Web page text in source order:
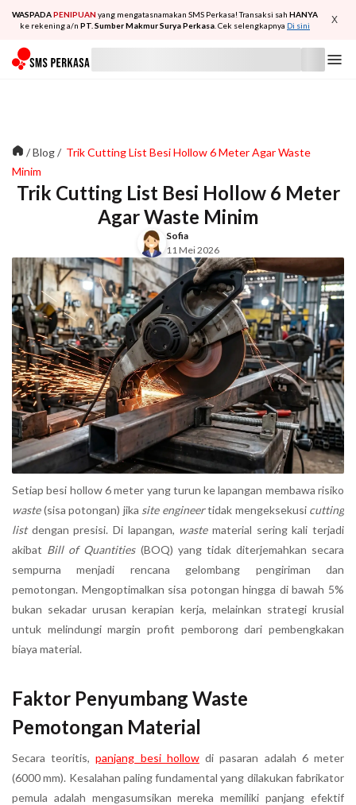
WASPADAPENIPUAN yang mengatasnamakan SMS Perkasa! Transaksi sah HANYA
ke rekening a/n PT. Sumber Makmur Surya Perkasa . Cek selengkapnya Di sini X
/Blog/ Trik Cutting List Besi Hollow 6 Meter Agar Waste
Minim
Trik Cutting List Besi Hollow 6 Meter
Agar Waste Minim
Sofia
11 Mei 2026
Setiap besi hollow 6 meter yang turun ke lapangan membawa risiko
waste(sisa potongan) jika site engineertidak mengeksekusi cutting
listdengan presisi. Di lapangan, wastematerial sering kali terjadi
akibat Bill of Quantities(BOQ) yang tidak diterjemahkan secara
sempurna menjadi rencana gelombang pengiriman dan
pemotongan. Mengoptimalkan sisa potongan hingga di bawah 5%
bukan sekadar urusan kerapian kerja, melainkan strategi krusial
untuk melindungi margin profit pemborong dari pembengkakan
biaya material.
Faktor Penyumbang Waste
Pemotongan Material
Secara teoritis,panjang besi hollowdi pasaran adalah 6 meter
(6000 mm). Kesalahan paling fundamental yang dilakukan fabrikator
pemula adalah mengasumsikan mereka memiliki panjang efektif